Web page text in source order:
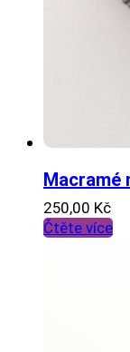
Macramé
250,00 Kč
Čtěte více